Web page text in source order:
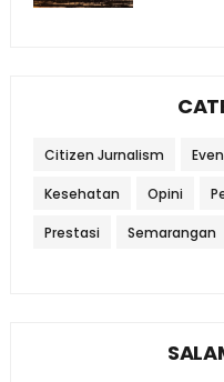
Citizen Jurnalism
Kesehatan Opini
Prestasi Semarangan